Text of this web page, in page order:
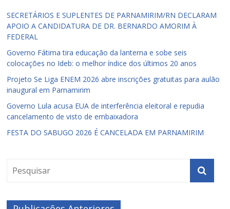
SECRETÁRIOS E SUPLENTES DE PARNAMIRIM/RN DECLARAM
APOIO A CANDIDATURA DE DR. BERNARDO AMORIM À
FEDERAL
Governo Fátima tira educação da lanterna e sobe seis
colocações no Ideb: o melhor índice dos últimos 20 anos
Projeto Se Liga ENEM 2026 abre inscrições gratuitas para aulão
inaugural em Parnamirim
Governo Lula acusa EUA de interferência eleitoral e repudia
cancelamento de visto de embaixadora
FESTA DO SABUGO 2026 É CANCELADA EM PARNAMIRIM